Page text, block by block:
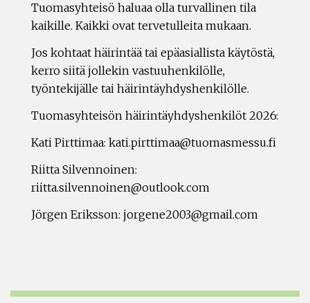
Tuomasyhteisö haluaa olla turvallinen tila
kaikille. Kaikki ovat tervetulleita mukaan.
Jos kohtaat häirintää tai epäasiallista käytöstä,
kerro siitä jollekin vastuuhenkilölle,
työntekijälle tai häirintäyhdyshenkilölle.
Tuomasyhteisön häirintäyhdyshenkilöt 2026:
Kati Pirttimaa: kati.pirttimaa@tuomasmessu.fi
Riitta Silvennoinen:
riitta.silvennoinen@outlook.com
Jörgen Eriksson: jorgene2003@gmail.com